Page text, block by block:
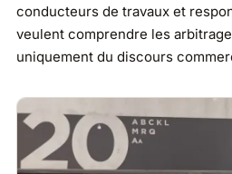
conducteurs de travaux et
veulent comprendre les
uniquement du discours